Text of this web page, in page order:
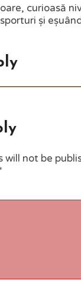
curioasă
și
will not be